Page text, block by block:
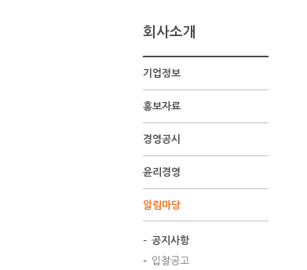
회사소개
기업정보
홍보자료
경영공시
윤리경영
알림마당
공지사항
입찰공고